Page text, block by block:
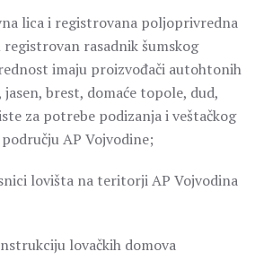
lica i registrovana poljoprivredna
rasadnik šumskog
imaju proizvođači autohtonih
brest, domaće topole, dud,
za potrebe podizanja i veštačkog
AP Vojvodine;
lovišta na teritorji AP Vojvodina
lovačkih domova